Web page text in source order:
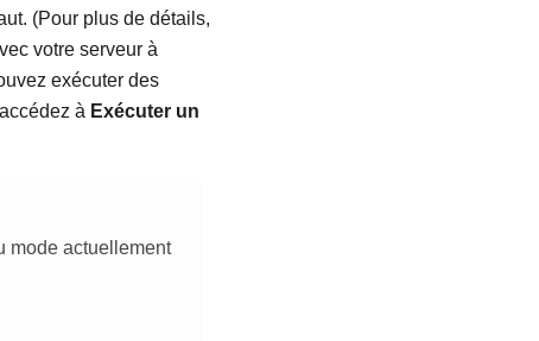
(Pour plus de détails,
votre serveur à
exécuter des
à Exécuter un
mode actuellement